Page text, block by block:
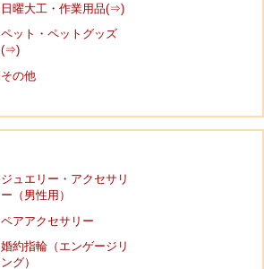
日曜大工・作業用品(⇒)
ペット・ペットグッズ
(⇒)
その他
ジュエリー・アクセサリ
ー（男性用）
ペアアクセサリー
婚約指輪（エンゲージリ
ング）